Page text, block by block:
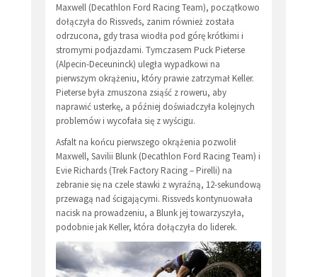
Maxwell (Decathlon Ford Racing Team), początkowo
dołączyła do Rissveds, zanim również została
odrzucona, gdy trasa wiodła pod górę krótkimi i
stromymi podjazdami. Tymczasem Puck Pieterse
(Alpecin-Deceuninck) uległa wypadkowi na
pierwszym okrążeniu, który prawie zatrzymał Keller.
Pieterse była zmuszona zsiąść z roweru, aby
naprawić usterkę, a później doświadczyła kolejnych
problemów i wycofała się z wyścigu.
Asfalt na końcu pierwszego okrążenia pozwolił
Maxwell, Savilii Blunk (Decathlon Ford Racing Team) i
Evie Richards (Trek Factory Racing – Pirelli) na
zebranie się na czele stawki z wyraźną, 12-sekundową
przewagą nad ścigającymi. Rissveds kontynuowała
nacisk na prowadzeniu, a Blunk jej towarzyszyła,
podobnie jak Keller, która dołączyła do liderek.